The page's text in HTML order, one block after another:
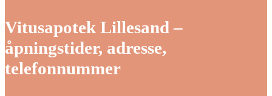
Vitusapotek Lillesand –
åpningstider, adresse,
telefonnummer